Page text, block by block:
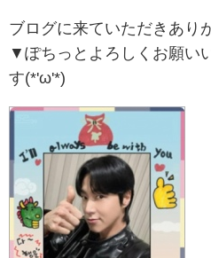
ブログに来ていただきあり
▼ぽちっとよろしくお願い
す(*'ω'*)